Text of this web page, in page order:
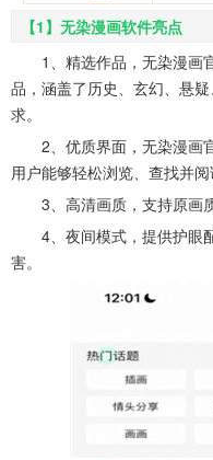
【1】无染漫画软件亮点
1、精选作品，无染漫画
品，涵盖了历史、玄幻、悬
求。
2、优质界面，无染漫画
用户能够轻松浏览、查找并阅
3、高清画质，支持原画
4、夜间模式，提供护眼
害。